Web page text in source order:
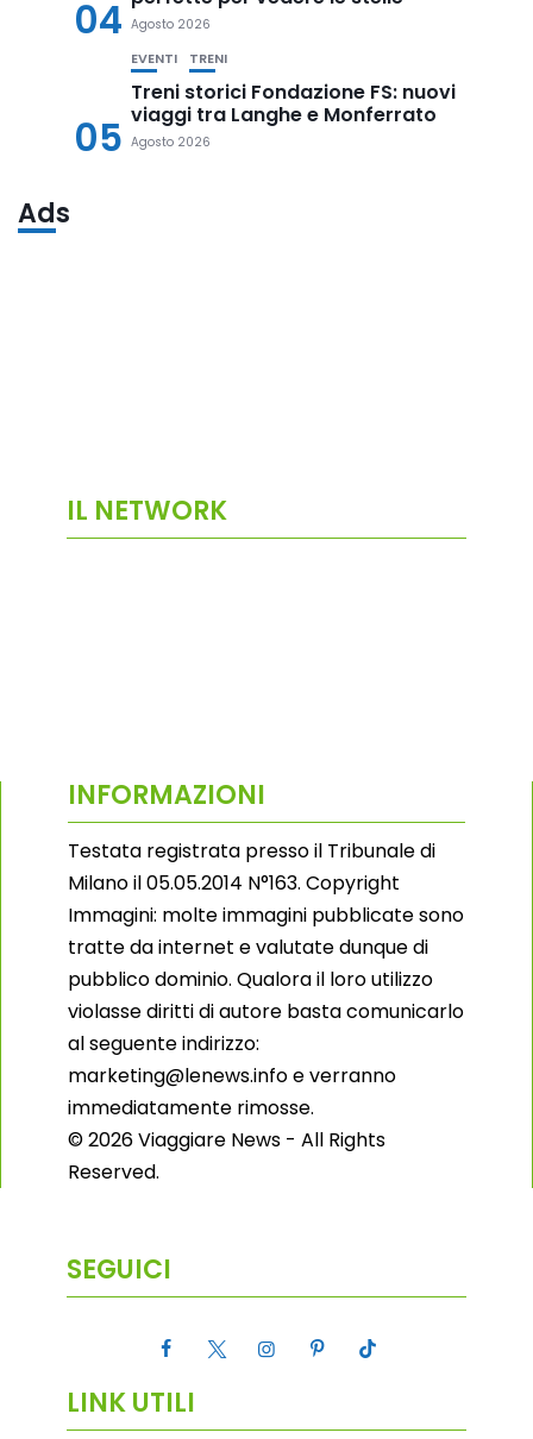
04 Agosto 2026
05
EVENTI TRENI
Treni storici Fondazione FS: nuovi
viaggi tra Langhe e Monferrato
Agosto 2026
Ads
IL NETWORK
INFORMAZIONI
Testata registrata presso il Tribunale di
Milano il 05.05.2014 N°163. Copyright
Immagini: molte immagini pubblicate sono
tratte da internet e valutate dunque di
pubblico dominio. Qualora il loro utilizzo
violasse diritti di autore basta comunicarlo
al seguente indirizzo:
marketing@lenews.info e verranno
immediatamente rimosse.
© 2026 Viaggiare News - All Rights
Reserved.
SEGUICI
LINK UTILI